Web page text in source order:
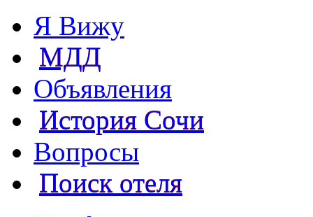
Я Вижу
МДД
Объявления
История Сочи
Вопросы
Поиск отеля